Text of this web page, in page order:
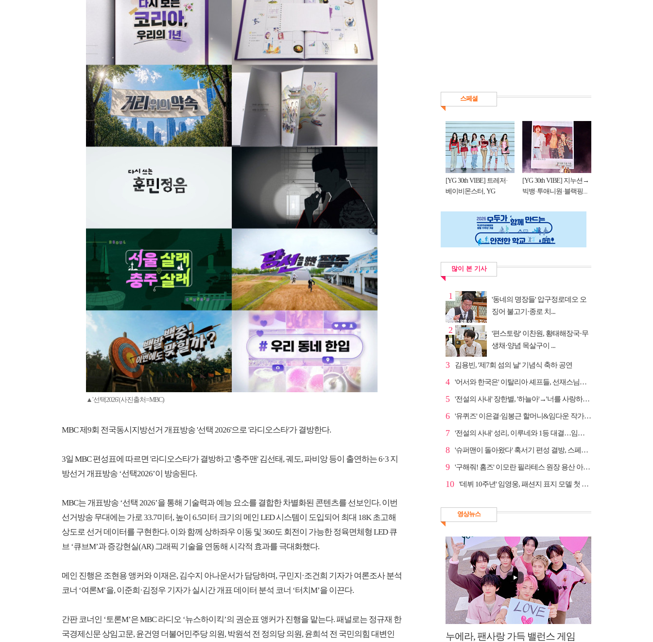
▲'선택2026'(사진출처=MBC)
MBC 제9회 전국동시지방선거 개표방송 '선택 2026'으로 '라디오스타'가 결방한다.
3일 MBC 편성표에 따르면 '라디오스타'가 결방하고 '충주맨' 김선태, 궤도, 파비앙 등이 출연하는 6·3 지
방선거 개표방송 ‘선택2026’이 방송된다.
MBC는 개표방송 ‘선택 2026’을 통해 기술력과 예능 요소를 결합한 차별화된 콘텐츠를 선보인다. 이번
선거방송 무대에는 가로 33.7미터, 높이 6.5미터 크기의 메인 LED 시스템이 도입되어 최대 18K 초고해
상도로 선거 데이터를 구현한다. 이와 함께 상하좌우 이동 및 360도 회전이 가능한 정육면체형 LED 큐
브 ‘큐브M’과 증강현실(AR) 그래픽 기술을 연동해 시각적 효과를 극대화했다.
메인 진행은 조현용 앵커와 이재은, 김수지 아나운서가 담당하며, 구민지·조건희 기자가 여론조사 분석
코너 ‘여론M’을, 이준희·김정우 기자가 실시간 개표 데이터 분석 코너 ‘터치M’을 이끈다.
간판 코너인 ‘토론M’은 MBC 라디오 ‘뉴스하이킥’의 권순표 앵커가 진행을 맡는다. 패널로는 정규재 한
국경제신문 상임고문, 윤건영 더불어민주당 의원, 박원석 전 정의당 의원, 윤희석 전 국민의힘 대변인
스페셜
[YG 30th VIBE] 트레저·
베이비몬스터, YG
[YG 30th VIBE] 지누션→
빅뱅·투애니원·블랙핑...
많이 본 기사
1
'동네의 명장들' 압구정로데오 오
징어 불고기·종로 치...
2
'편스토랑' 이찬원, 황태해장국·무
생채·양념 목살구이 ...
3 김용빈, '제7회 섬의 날' 기념식 축하 공연
4 '어서와 한국은' 이탈리아 셰프들, 선재스님→라연 차도...
5 '전설의 사내' 장한별, '하늘아'→'너를 사랑하고도' 명...
6 '유퀴즈' 이은결·임봉근 할머니&임다운 작가·이승철, '...
7 '전설의 사내' 성리, 이루네와 1등 대결…임영웅 '보금...
8 '슈퍼맨이 돌아왔다' 혹서기 편성 결방, 스페셜 방송
9 '구해줘! 홈즈' 이모란 필라테스 원장 용산 아파트 방...
10 '데뷔 10주년' 임영웅, 패션지 표지 모델 첫 도전
영상뉴스
누에라, 팬사랑 가득 밸런스 게임